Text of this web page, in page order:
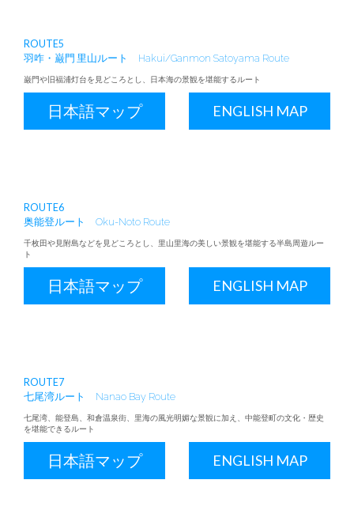
ROUTE5
羽咋・巌門 里山ルート Hakui/Ganmon Satoyama Route
巌門や旧福浦灯台を見どころとし、日本海の景観を堪能するルート
日本語マップ ENGLISH MAP
ROUTE6
奥能登ルート Oku-Noto Route
千枚田や見附島などを見どころとし、里山里海の美しい景観を堪能する半島周遊ルー
ト
日本語マップ ENGLISH MAP
ROUTE7
七尾湾ルート Nanao Bay Route
七尾湾、能登島、和倉温泉街、里海の風光明媚な景観に加え、中能登町の文化・歴史
を堪能できるルート
日本語マップ ENGLISH MAP